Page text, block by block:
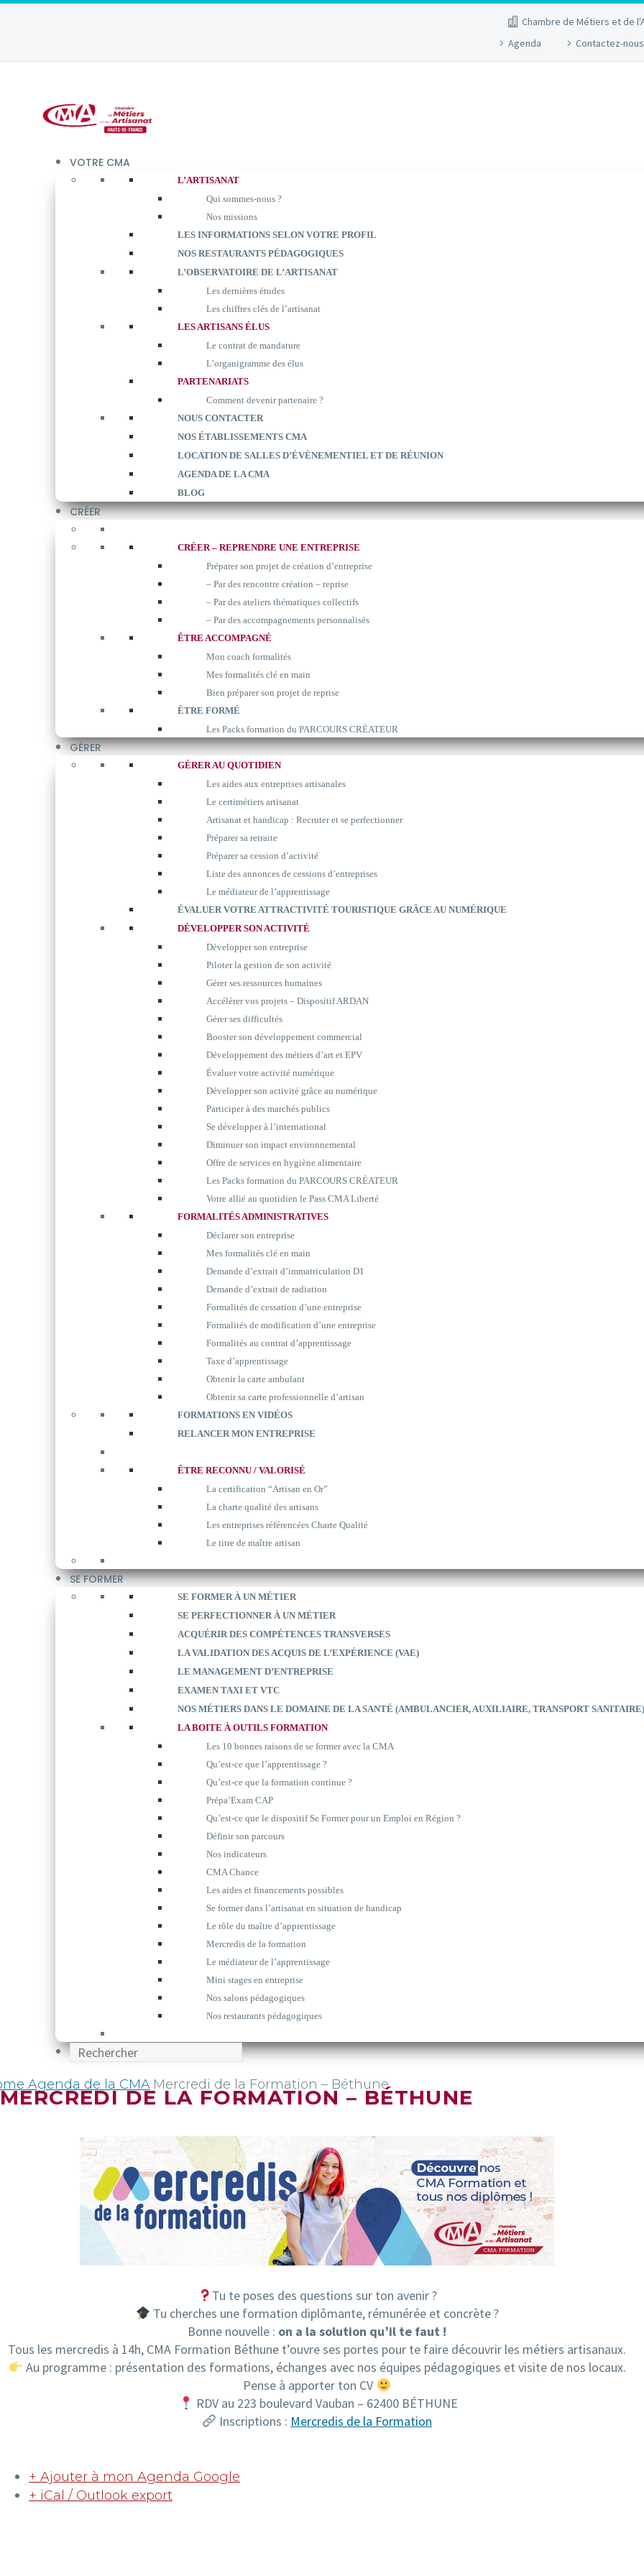
Chambre de Métiers et de
Agenda
Contactez-nous
VOTRE CMA
L’ARTISANAT
Qui sommes-nous ?
Nos missions
LES INFORMATIONS SELON VOTRE PROFIL
NOS RESTAURANTS PÉDAGOGIQUES
L’OBSERVATOIRE DE L’ARTISANAT
Les dernières études
Les chiffres clés de l’artisanat
LES ARTISANS ÉLUS
Le contrat de mandature
L’organigramme des élus
PARTENARIATS
Comment devenir partenaire ?
NOUS CONTACTER
NOS ÉTABLISSEMENTS CMA
LOCATION DE SALLES D’ÉVÈNEMENTIEL ET DE RÉUNION
AGENDA DE LA CMA
BLOG
CRÉER
CRÉER – REPRENDRE UNE ENTREPRISE
Préparer son projet de création d’entreprise
– Par des rencontre création – reprise
– Par des ateliers thématiques collectifs
– Par des accompagnements personnalisés
ÊTRE ACCOMPAGNÉ
Mon coach formalités
Mes formalités clé en main
Bien préparer son projet de reprise
ÊTRE FORMÉ
Les Packs formation du PARCOURS CRÉATEUR
GÉRER
GÉRER AU QUOTIDIEN
Les aides aux entreprises artisanales
Le certimétiers artisanat
Artisanat et handicap : Recruter et se perfectionner
Préparer sa retraite
Préparer sa cession d’activité
Liste des annonces de cessions d’entreprises
Le médiateur de l’apprentissage
ÉVALUER VOTRE ATTRACTIVITÉ TOURISTIQUE GRÂCE AU NUMÉRIQUE
DÉVELOPPER SON ACTIVITÉ
Développer son entreprise
Piloter la gestion de son activité
Gérer ses ressources humaines
Accélérer vos projets – Dispositif ARDAN
Gérer ses difficultés
Booster son développement commercial
Développement des métiers d’art et EPV
Évaluer votre activité numérique
Développer son activité grâce au numérique
Participer à des marchés publics
Se développer à l’international
Diminuer son impact environnemental
Offre de services en hygiène alimentaire
Les Packs formation du PARCOURS CRÉATEUR
Votre allié au quotidien le Pass CMA Liberté
FORMALITÉS ADMINISTRATIVES
Déclarer son entreprise
Mes formalités clé en main
Demande d’extrait d’immatriculation D1
Demande d’extrait de radiation
Formalités de cessation d’une entreprise
Formalités de modification d’une entreprise
Formalités au contrat d’apprentissage
Taxe d’apprentissage
Obtenir la carte ambulant
Obtenir sa carte professionnelle d’artisan
FORMATIONS EN VIDÉOS
RELANCER MON ENTREPRISE
ÊTRE RECONNU / VALORISÉ
La certification “Artisan en Or”
La charte qualité des artisans
Les entreprises référencées Charte Qualité
Le titre de maître artisan
SE FORMER
SE FORMER À UN MÉTIER
SE PERFECTIONNER À UN MÉTIER
ACQUÉRIR DES COMPÉTENCES TRANSVERSES
LA VALIDATION DES ACQUIS DE L’EXPÉRIENCE (VAE)
LE MANAGEMENT D’ENTREPRISE
EXAMEN TAXI ET VTC
NOS MÉTIERS DANS LE DOMAINE DE LA SANTÉ (AMBULANCIER, AUXILIAIRE, TRANSPORT SANITAIRE)
LA BOITE À OUTILS FORMATION
Les 10 bonnes raisons de se former avec la CMA
Qu’est-ce que l’apprentissage ?
Qu’est-ce que la formation continue ?
Prépa’Exam CAP
Qu’est-ce que le dispositif Se Former pour un Emploi en Région ?
Définir son parcours
Nos indicateurs
CMA Chance
Les aides et financements possibles
Se former dans l’artisanat en situation de handicap
Le rôle du maître d’apprentissage
Mercredis de la formation
Le médiateur de l’apprentissage
Mini stages en entreprise
Nos salons pédagogiques
Nos restaurants pédagogiques
Agenda de la CMA Mercredi de la Formation – Béthune
MERCREDI DE LA FORMATION – BÉTHUNE
Tu te poses des questions sur ton avenir ?
Tu cherches une formation diplômante, rémunérée et concrète ?
Bonne nouvelle : on a la solution qu’il te faut !
Tous les mercredis à 14h, CMA Formation Béthune t’ouvre ses portes pour te faire découvrir les métiers artisanaux.
Au programme : présentation des formations, échanges avec nos équipes pédagogiques et visite de nos locaux.
Pense à apporter ton CV
RDV au 223 boulevard Vauban – 62400 BÉTHUNE
Inscriptions : Mercredis de la Formation
+ Ajouter à mon Agenda Google
+ iCal / Outlook export